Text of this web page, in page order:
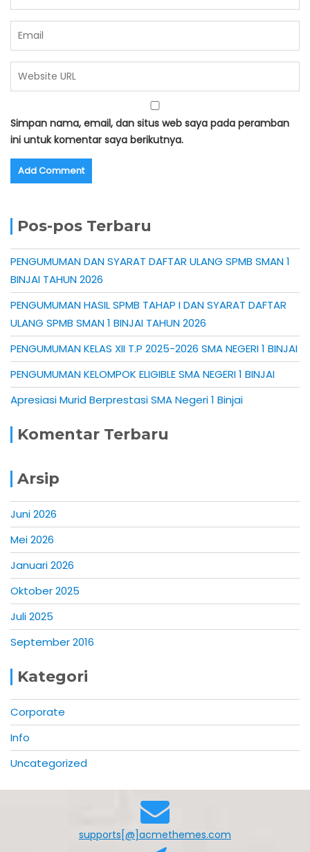
Simpan nama, email, dan situs web saya pada peramban
ini untuk komentar saya berikutnya.
Pos-pos Terbaru
PENGUMUMAN DAN SYARAT DAFTAR ULANG SPMB SMAN 1
BINJAI TAHUN 2026
PENGUMUMAN HASIL SPMB TAHAP I DAN SYARAT DAFTAR
ULANG SPMB SMAN 1 BINJAI TAHUN 2026
PENGUMUMAN KELAS XII T.P 2025-2026 SMA NEGERI 1 BINJAI
PENGUMUMAN KELOMPOK ELIGIBLE SMA NEGERI 1 BINJAI
Apresiasi Murid Berprestasi SMA Negeri 1 Binjai
Komentar Terbaru
Arsip
Juni 2026
Mei 2026
Januari 2026
Oktober 2025
Juli 2025
September 2016
Kategori
Corporate
Info
Uncategorized
supports[@]acmethemes.com